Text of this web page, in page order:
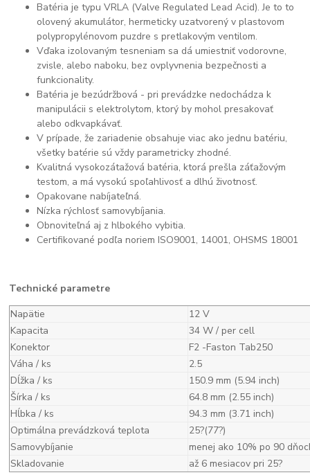
Batéria je typu VRLA (Valve Regulated Lead Acid). Je to to
olovený akumulátor, hermeticky uzatvorený v plastovom
polypropylénovom puzdre s pretlakovým ventilom.
Vďaka izolovaným tesneniam sa dá umiestniť vodorovne,
zvisle, alebo naboku, bez ovplyvnenia bezpečnosti a
funkcionality.
Batéria je bezúdržbová - pri prevádzke nedochádza k
manipulácii s elektrolytom, ktorý by mohol presakovať
alebo odkvapkávať.
V prípade, že zariadenie obsahuje viac ako jednu batériu,
všetky batérie sú vždy parametricky zhodné.
Kvalitná vysokozátažová batéria, ktorá prešla záťažovým
testom, a má vysokú spoľahlivosť a dlhú životnosť.
Opakovane nabíjateľná.
Nízka rýchlosť samovybíjania.
Obnoviteľná aj z hlbokého vybitia.
Certifikované podľa noriem ISO9001, 14001, OHSMS 18001
Technické parametre
Napätie
12 V
Kapacita
34 W / per cell
Konektor
F2 -Faston Tab250
Váha / ks
2.5
Dĺžka / ks
150.9 mm (5.94 inch)
Šírka / ks
64.8 mm (2.55 inch)
Hĺbka / ks
94.3 mm (3.71 inch)
Optimálna prevádzková teplota
25?(77?)
Samovybíjanie
menej ako 10% po 90
Skladovanie
až 6 mesiacov pri 25?